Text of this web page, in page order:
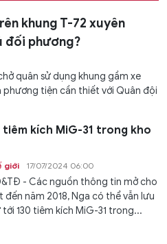
khung T-72 xuyên
đối phương?
quân sử dụng khung gầm xe
phương tiện cần thiết với Quân đội
kích MiG-31 trong kho
giới 17/07/2024 06:00
- Các nguồn thông tin mở cho
đến năm 2018, Nga có thể vẫn lưu
tới 130 tiêm kích MiG-31 trong...